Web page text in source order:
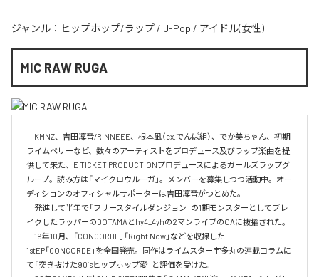
ジャンル： ヒップホップ/ラップ / J-Pop / アイドル(女性)
MIC RAW RUGA
KMNZ、吉田凜音/RINNEEE、根本凪（ex.でんぱ組）、でか美ちゃん、初期
ライムベリーなど、数々のアーティストをプロデュース及びラップ楽曲を提
供して来た、E TICKET PRODUCTIONプロデュースによるガールズラップグ
ループ。読み方は「マイクロウルーガ」。メンバーを募集しつつ活動中。オー
ディションのオフィシャルサポーターは吉田凜音がつとめた。
発進して半年で「フリースタイルダンジョン」の1期モンスターとしてブレ
イクしたラッパーのDOTAMAとhy4_4yhの2マンライブのOAに抜擢された。
19年10月、「CONCORDE」「Right Now」などを収録した
1stEP「CONCORDE」を全国発売。同作はライムスター宇多丸の連載コラムに
て「突き抜けた90’sヒップホップ愛」と評価を受けた。